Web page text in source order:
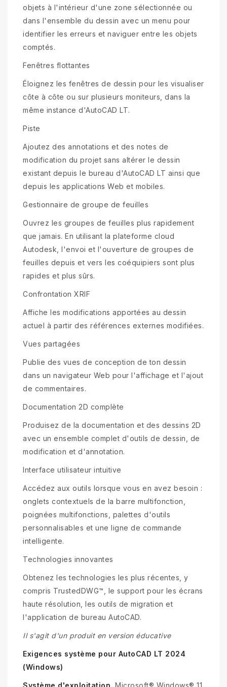
objets à l'intérieur d'une zone sélectionnée ou
dans l'ensemble du dessin avec un menu pour
identifier les erreurs et naviguer entre les objets
comptés.
Fenêtres flottantes
Éloignez les fenêtres de dessin pour les visualiser
côte à côte ou sur plusieurs moniteurs, dans la
même instance d'AutoCAD LT.
Piste
Ajoutez des annotations et des notes de
modification du projet sans altérer le dessin
existant depuis le bureau d'AutoCAD LT ainsi que
depuis les applications Web et mobiles.
Gestionnaire de groupe de feuilles
Ouvrez les groupes de feuilles plus rapidement
que jamais. En utilisant la plateforme cloud
Autodesk, l'envoi et l'ouverture de groupes de
feuilles depuis et vers les coéquipiers sont plus
rapides et plus sûrs.
Confrontation XRIF
Affiche les modifications apportées au dessin
actuel à partir des références externes modifiées.
Vues partagées
Publie des vues de conception de ton dessin
dans un navigateur Web pour l'affichage et l'ajout
de commentaires.
Documentation 2D complète
Produisez de la documentation et des dessins 2D
avec un ensemble complet d'outils de dessin, de
modification et d'annotation.
Interface utilisateur intuitive
Accédez aux outils lorsque vous en avez besoin :
onglets contextuels de la barre multifonction,
poignées multifonctions, palettes d'outils
personnalisables et une ligne de commande
intelligente.
Technologies innovantes
Obtenez les technologies les plus récentes, y
compris TrustedDWG™, le support pour les écrans
haute résolution, les outils de migration et
l'application de bureau AutoCAD.
Il s'agit d'un produit en version éducative
Exigences système pour AutoCAD LT 2024
(Windows)